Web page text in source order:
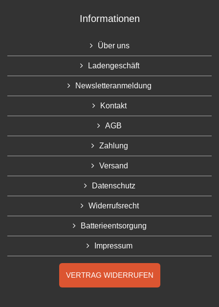
Informationen
Über uns
Ladengeschäft
Newsletteranmeldung
Kontakt
AGB
Zahlung
Versand
Datenschutz
Widerrufsrecht
Batterieentsorgung
Impressum
VERTRAG WIDERRUFEN